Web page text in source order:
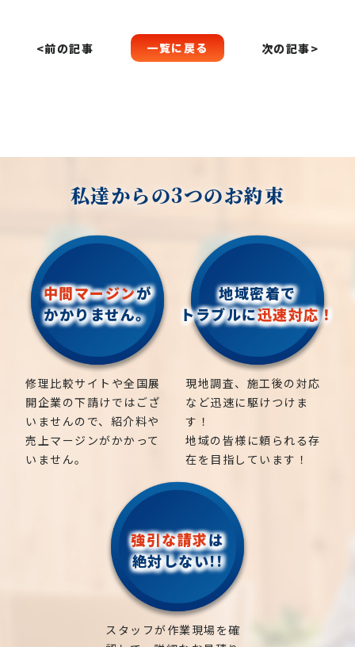
<前の記事 一覧に戻る 次の記事>
私達からの3つのお約束
中間マージンが
かかりません。
修理比較サイトや全国展
開企業の下請けではござ
いませんので、紹介料や
売上マージンがかかって
いません。
地域密着で
トラブルに迅速対応！
現地調査、施工後の対応
など迅速に駆けつけま
す！
地域の皆様に頼られる存
在を目指しています！
強引な請求は
絶対しない!!
スタッフが作業現場を確